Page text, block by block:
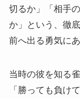
切るか」「相手
か」という、徹
前へ出る勇気にあ
当時の彼を知る
「勝っても負け